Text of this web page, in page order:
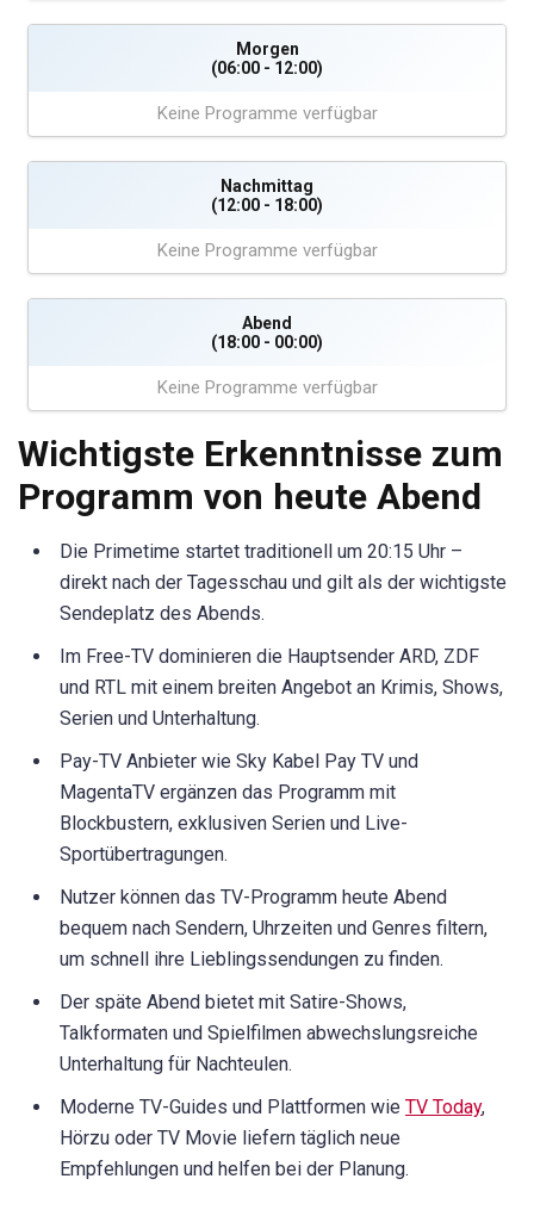
Morgen
(06:00 - 12:00)
Keine Programme verfügbar
Nachmittag
(12:00 - 18:00)
Keine Programme verfügbar
Abend
(18:00 - 00:00)
Keine Programme verfügbar
Wichtigste Erkenntnisse zum
Programm von heute Abend
Die Primetime startet traditionell um 20:15 Uhr –
direkt nach der Tagesschau und gilt als der wichtigste
Sendeplatz des Abends.
Im Free-TV dominieren die Hauptsender ARD, ZDF
und RTL mit einem breiten Angebot an Krimis, Shows,
Serien und Unterhaltung.
Pay-TV Anbieter wie Sky Kabel Pay TV und
MagentaTV ergänzen das Programm mit
Blockbustern, exklusiven Serien und Live-
Sportübertragungen.
Nutzer können das TV-Programm heute Abend
bequem nach Sendern, Uhrzeiten und Genres filtern,
um schnell ihre Lieblingssendungen zu finden.
Der späte Abend bietet mit Satire-Shows,
Talkformaten und Spielfilmen abwechslungsreiche
Unterhaltung für Nachteulen.
Moderne TV-Guides und Plattformen wie TV Today,
Hörzu oder TV Movie liefern täglich neue
Empfehlungen und helfen bei der Planung.